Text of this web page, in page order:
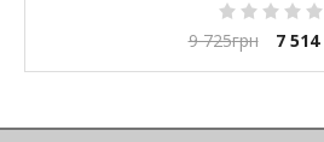
9 725грн 7 514